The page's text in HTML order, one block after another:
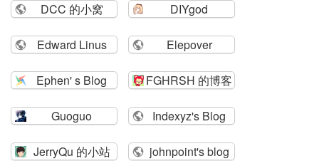
DCC 的小窝 DIYgod
Edward Linus Elepover
Ephen' s Blog FGHRSH 的博客
Guoguo Indexyz's Blog
JerryQu 的小站 johnpoint's blog